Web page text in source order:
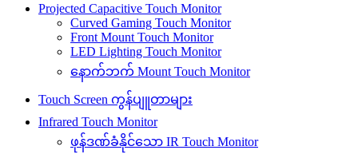
Projected Capacitive Touch Monitor
Curved Gaming Touch Monitor
Front Mount Touch Monitor
LED Lighting Touch Monitor
နောက်ဘက် Mount Touch Monitor
Touch Screen ကွန်ပျူတာများ
Infrared Touch Monitor
ဖုန်ဒဏ်ခံနိုင်သော IR Touch Monitor